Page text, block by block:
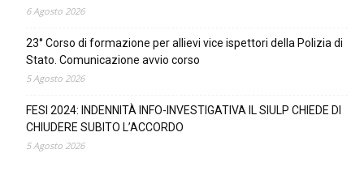
6 Agosto 2026
23° Corso di formazione per allievi vice ispettori della Polizia di
Stato. Comunicazione avvio corso
5 Agosto 2026
FESI 2024: INDENNITÀ INFO-INVESTIGATIVA IL SIULP CHIEDE DI
CHIUDERE SUBITO L’ACCORDO
5 Agosto 2026